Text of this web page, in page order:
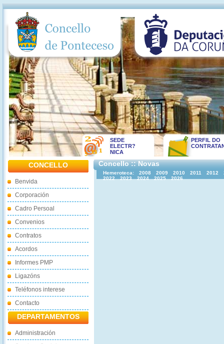
SEDE
ELECTR?
NICA
PERFIL DO
CONCELLO
Benvida
Corporación
Cadro Persoal
Convenios
Contratos
Acordos
Informes PMP
Ligazóns
Teléfonos interese
Contacto
DEPARTAMENTOS
Administración
Concello :: Novas
Hemeroteca: 2008 2009 2010 2011 2012
2022
2023 2024 2025 2026